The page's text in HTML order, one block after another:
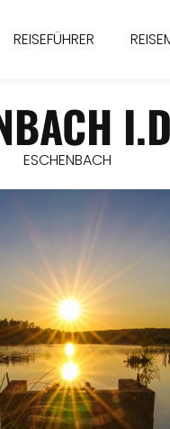
REISEFÜHRER
ESCHENBACH